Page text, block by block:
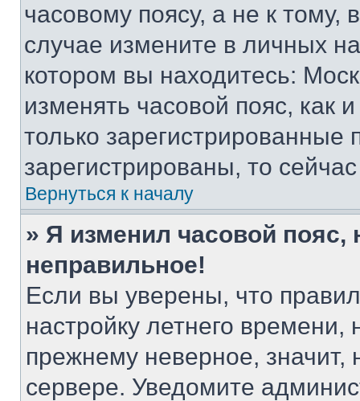
часовому поясу, а не к тому,
случае измените в личных
котором вы находитесь:
изменять часовой пояс, как
только
зарегистрированы, то
Вернуться к началу
» Я изменил часовой пояс,
неправильное!
Если вы уверены, что
настройку летнего
прежнему неверное, значит,
сервере. Уведомите